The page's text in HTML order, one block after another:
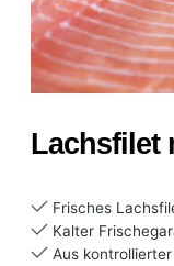
Lachsfilet
Frisches
Kalter
Aus